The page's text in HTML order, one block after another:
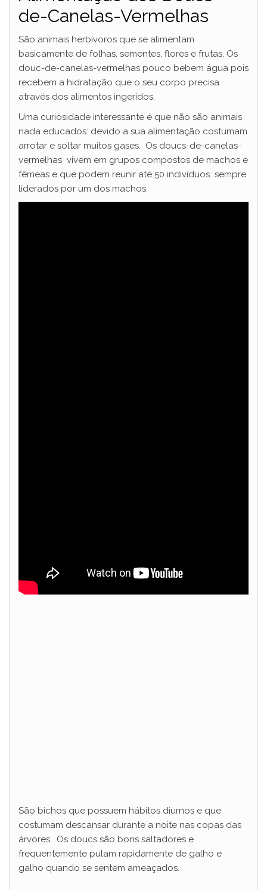
de-Canelas-Vermelhas
São animais herbívoros que se alimentam
basicamente de folhas, sementes, flores e frutas. Os
douc-de-canelas-vermelhas pouco bebem água pois
recebem a hidratação que o seu corpo precisa
através dos alimentos ingeridos.
Uma curiosidade interessante é que não são animais
nada educados: devido a sua alimentação costumam
arrotar e soltar muitos gases. Os doucs-de-canelas-
vermelhas vivem em grupos compostos de machos e
fêmeas e que podem reunir até 50 indivíduos sempre
liderados por um dos machos.
São bichos que possuem hábitos diurnos e que
costumam descansar durante a noite nas copas das
árvores. Os doucs são bons saltadores e
frequentemente pulam rapidamente de galho e
galho quando se sentem ameaçados.